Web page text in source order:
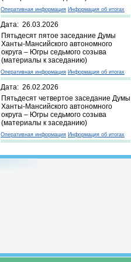
Оперативная информация Информация об итогах
Дата: 26.03.2026
Пятьдесят пятое заседание Думы
Ханты-Мансийского автономного
округа – Югры седьмого созыва
(материалы к заседанию)
Оперативная информация Информация об итогах
Дата: 26.02.2026
Пятьдесят четвертое заседание Думы
Ханты-Мансийского автономного
округа – Югры седьмого созыва
(материалы к заседанию)
Оперативная информация Информация об итогах